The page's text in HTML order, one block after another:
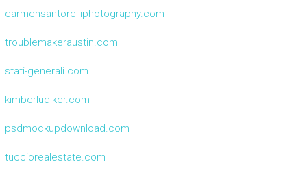
carmensantorelliphotography.com
troublemakeraustin.com
stati-generali.com
kimberludiker.com
psdmockupdownload.com
tucciorealestate.com